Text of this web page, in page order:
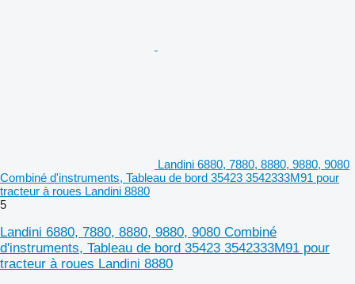
Landini 6880, 7880, 8880, 9880, 9080
Combiné d'instruments, Tableau de bord 35423 3542333M91 pour
tracteur à roues Landini 8880
5
Landini 6880, 7880, 8880, 9880, 9080 Combiné
d'instruments, Tableau de bord 35423 3542333M91 pour
tracteur à roues Landini 8880